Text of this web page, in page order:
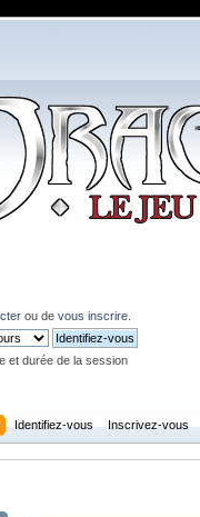
ou de vous inscrire
et durée de la session
Identifiez-vous Inscrivez-vous